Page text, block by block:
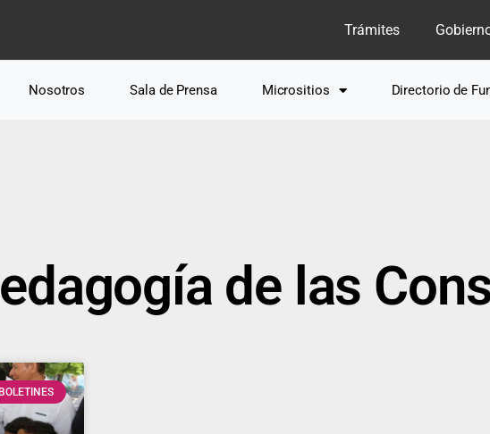
Trámites
Nosotros Sala de Prensa Micrositios Directorio de
de las
BOLETINES